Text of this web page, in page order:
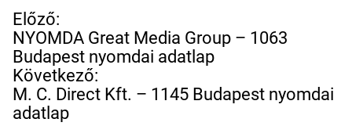
B
e
j
e
g
y
Előző:
NYOMDA Great Media Group – 1063
Budapest nyomdai adatlap
Következő:
M. C. Direct Kft. – 1145 Budapest nyomdai
adatlap